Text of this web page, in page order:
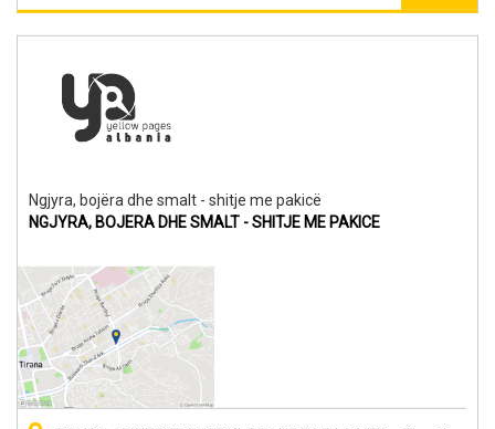
Ngjyra, bojëra dhe smalt - shitje me pakicë
NGJYRA, BOJERA DHE SMALT - SHITJE ME PAKICE